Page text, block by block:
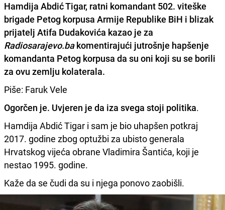
Hamdija Abdić Tigar, ratni komandant 502. viteške
brigade Petog korpusa Armije Republike BiH i blizak
prijatelj Atifa Dudakovića kazao je za
Radiosarajevo.bakomentirajući jutrošnje hapšenje
komandanta Petog korpusa da su oni koji su se borili
za ovu zemlju kolaterala.
Piše: Faruk Vele
Ogorčen je. Uvjeren je da iza svega stoji politika.
Hamdija Abdić Tigar i sam je bio uhapšen potkraj
2017. godine zbog optužbi za ubisto generala
Hrvatskog vijeća obrane Vladimira Šantića, koji je
nestao 1995. godine.
Kaže da se čudi da su i njega ponovo zaobišli.